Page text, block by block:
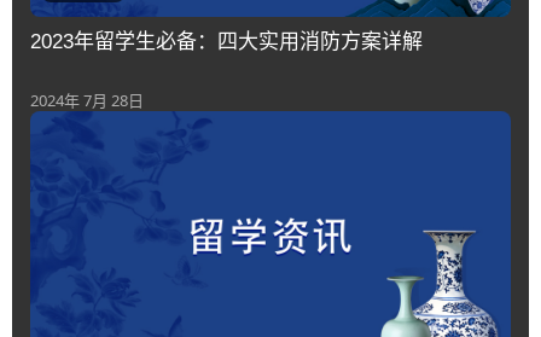
2023年留学生必备：四大实用消防方案详解
2024年 7月 28日